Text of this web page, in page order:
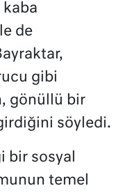
de
gibi
gönüllü bir
söyledi.
bir sosyal
temel